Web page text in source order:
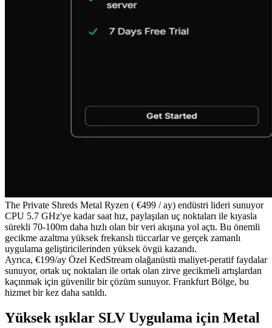
The Private Shreds Metal Ryzen ( €499 / ay) endüstri lideri sunuyor
CPU 5.7 GHz'ye kadar saat hız, paylaşılan uç noktaları ile kıyasla
sürekli 70-100m daha hızlı olan bir veri akışına yol açtı. Bu önemli
gecikme azaltma yüksek frekanslı tüccarlar ve gerçek zamanlı
uygulama geliştiricilerinden yüksek övgü kazandı.
Ayrıca, €199/ay Özel KedStream olağanüstü maliyet-peratif faydalar
sunuyor, ortak uç noktaları ile ortak olan zirve gecikmeli artışlardan
kaçınmak için güvenilir bir çözüm sunuyor. Frankfurt Bölge, bu
hizmet bir kez daha satıldı.
Yüksek ışıklar SLV Uygulama için Metal